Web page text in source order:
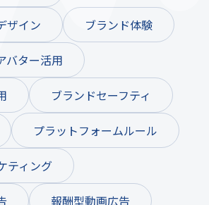
ザイン ブランド体験
バター活用
ブランドセーフティ
プラットフォームルール
ティング
報酬型動画広告